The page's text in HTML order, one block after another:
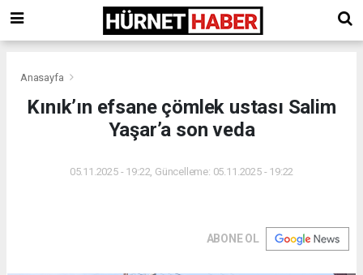
Anasayfa
Kınık’ın efsane çömlek ustası Salim
Yaşar’a son veda
05.11.2025 - 19:22, Güncelleme: 05.11.2025 - 19:22
ABONE OL